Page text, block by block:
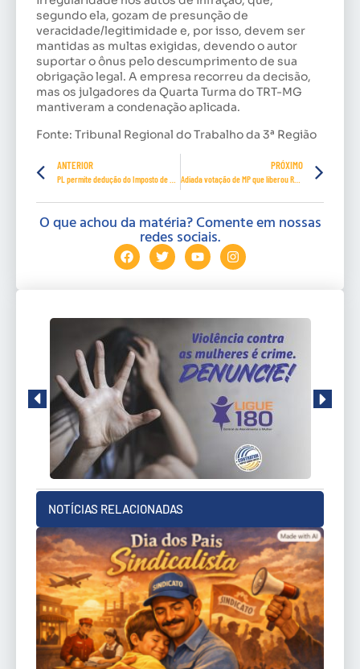
segundo ela, gozam de presunção de
veracidade/legitimidade e, por isso, devem ser
mantidas as multas exigidas, devendo o autor
suportar o ônus pelo descumprimento de sua
obrigação legal. A empresa recorreu da decisão,
mas os julgadores da Quarta Turma do TRT-MG
mantiveram a condenação aplicada.
Fonte: Tribunal Regional do Trabalho da 3ª Região
ANTERIOR PRÓXIMO
Adiada votação de MP que liberou R$ 639 milhões para combate à covid-19
O que achou da matéria? Comente em nossas
redes sociais.
NOTÍCIAS RELACIONADAS